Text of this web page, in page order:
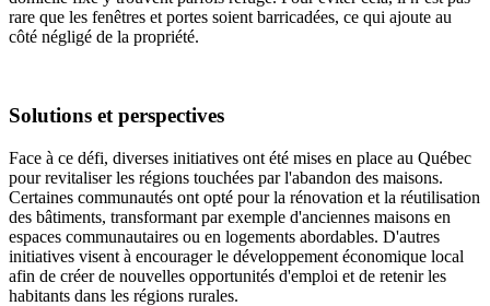
rare que les fenêtres et portes soient barricadées, ce qui ajoute au
côté négligé de la propriété.
Solutions et perspectives
Face à ce défi, diverses initiatives ont été mises en place au Québec
pour revitaliser les régions touchées par l'abandon des maisons.
Certaines communautés ont opté pour la rénovation et la réutilisation
des bâtiments, transformant par exemple d'anciennes maisons en
espaces communautaires ou en logements abordables. D'autres
initiatives visent à encourager le développement économique local
afin de créer de nouvelles opportunités d'emploi et de retenir les
habitants dans les régions rurales.